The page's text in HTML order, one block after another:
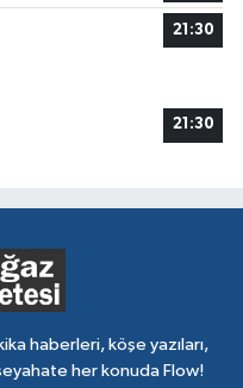
21:30
21:30
haberleri, köşe yazıları,
her konuda Flow!